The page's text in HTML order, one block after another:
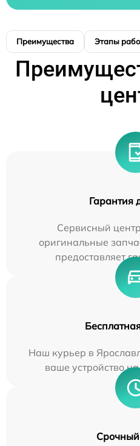
Преимущества Этапы
Гарантия
Сервисный
оригинальные
предоставляет
Наш курьер в
ваше устройство